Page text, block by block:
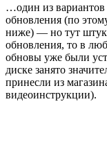
…один из
обновления (по
ниже) — но тут
обновления, то в
обновы уже были
диске занято
принесли из
видеоинструкции).